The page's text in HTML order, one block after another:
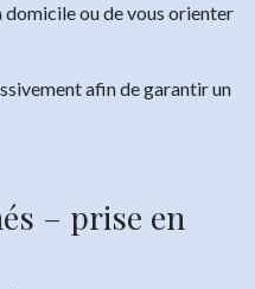
domicile ou de vous orienter
afin de garantir un
– prise en